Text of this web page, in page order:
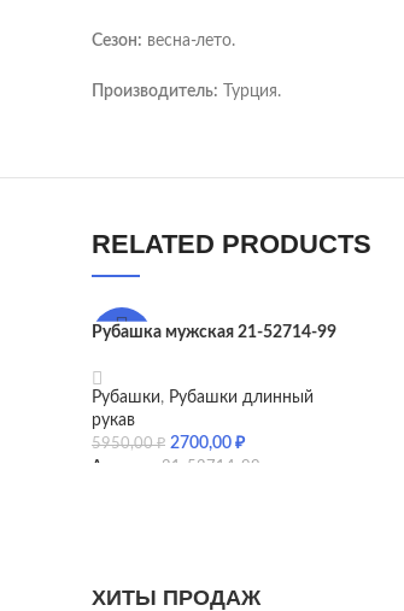
Сезон: весна-лето.
Производитель: Турция.
RELATED PRODUCTS
-55%
Рубашка мужская 21-52714-99
Рубашки, Рубашки длинный
рукав
5950,00₽ 2700,00 ₽
Артикул: 21-52714-99
ХИТЫ ПРОДАЖ